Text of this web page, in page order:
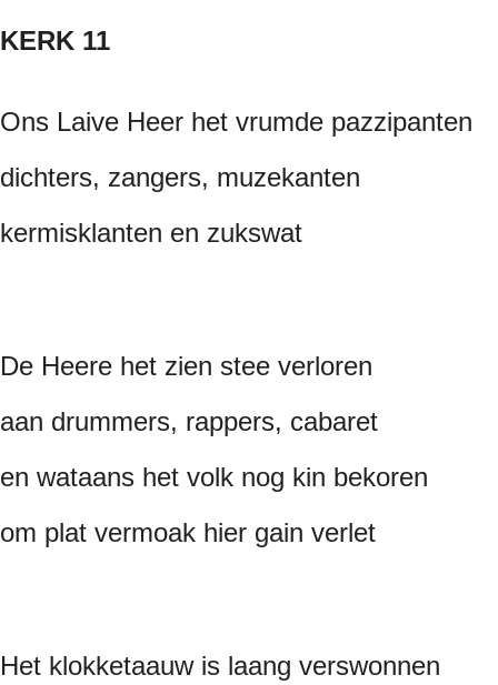
KERK 11
Ons Laive Heer het vrumde pazzipanten
dichters, zangers, muzekanten
kermisklanten en zukswat
De Heere het zien stee verloren
aan drummers, rappers, cabaret
en wataans het volk nog kin bekoren
om plat vermoak hier gain verlet
Het klokketaauw is laang verswonnen